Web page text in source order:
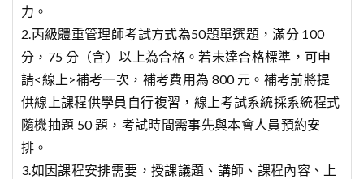
力。
2.丙級體重管理師考試方式為50題單選題，滿分 100
分，75 分（含）以上為合格。若未達合格標準，可申
請<線上>補考一次，補考費用為 800 元。補考前將提
供線上課程供學員自行複習，線上考試系統採系統程式
隨機抽題 50 題，考試時間需事先與本會人員預約安
排。
3.如因課程安排需要，授課議題、講師、課程內容、上